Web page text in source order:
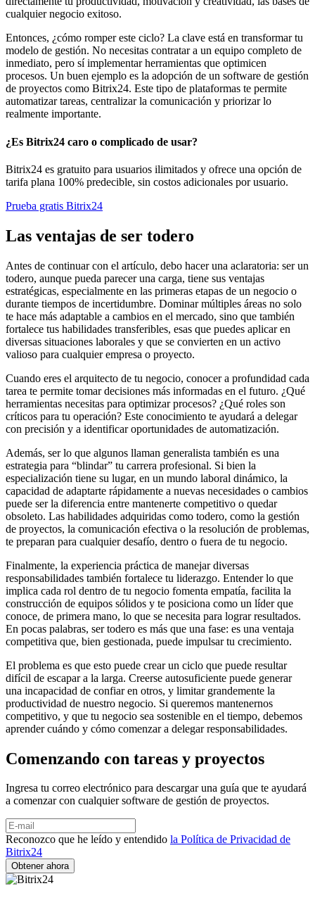
cualquier negocio exitoso.
Entonces, ¿cómo romper este ciclo? La clave está en transformar tu
modelo de gestión. No necesitas contratar a un equipo completo de
inmediato, pero sí implementar herramientas que optimicen
procesos. Un buen ejemplo es la adopción de un software de gestión
de proyectos como Bitrix24. Este tipo de plataformas te permite
automatizar tareas, centralizar la comunicación y priorizar lo
realmente importante.
¿Es Bitrix24 caro o complicado de usar?
Bitrix24 es gratuito para usuarios ilimitados y ofrece una opción de
tarifa plana 100% predecible, sin costos adicionales por usuario.
Prueba gratis Bitrix24
Las ventajas de ser todero
Antes de continuar con el artículo, debo hacer una aclaratoria: ser un
todero, aunque pueda parecer una carga, tiene sus ventajas
estratégicas, especialmente en las primeras etapas de un negocio o
durante tiempos de incertidumbre. Dominar múltiples áreas no solo
te hace más adaptable a cambios en el mercado, sino que también
fortalece tus habilidades transferibles, esas que puedes aplicar en
diversas situaciones laborales y que se convierten en un activo
valioso para cualquier empresa o proyecto.
Cuando eres el arquitecto de tu negocio, conocer a profundidad cada
tarea te permite tomar decisiones más informadas en el futuro. ¿Qué
herramientas necesitas para optimizar procesos? ¿Qué roles son
críticos para tu operación? Este conocimiento te ayudará a delegar
con precisión y a identificar oportunidades de automatización.
Además, ser lo que algunos llaman generalista también es una
estrategia para “blindar” tu carrera profesional. Si bien la
especialización tiene su lugar, en un mundo laboral dinámico, la
capacidad de adaptarte rápidamente a nuevas necesidades o cambios
puede ser la diferencia entre mantenerte competitivo o quedar
obsoleto. Las habilidades adquiridas como todero, como la gestión
de proyectos, la comunicación efectiva o la resolución de problemas,
te preparan para cualquier desafío, dentro o fuera de tu negocio.
Finalmente, la experiencia práctica de manejar diversas
responsabilidades también fortalece tu liderazgo. Entender lo que
implica cada rol dentro de tu negocio fomenta empatía, facilita la
construcción de equipos sólidos y te posiciona como un líder que
conoce, de primera mano, lo que se necesita para lograr resultados.
En pocas palabras, ser todero es más que una fase: es una ventaja
competitiva que, bien gestionada, puede impulsar tu crecimiento.
El problema es que esto puede crear un ciclo que puede resultar
difícil de escapar a la larga. Creerse autosuficiente puede generar
una incapacidad de confiar en otros, y limitar grandemente la
productividad de nuestro negocio. Si queremos mantenernos
competitivo, y que tu negocio sea sostenible en el tiempo, debemos
aprender cuándo y cómo comenzar a delegar responsabilidades.
Comenzando con tareas y proyectos
Ingresa tu correo electrónico para descargar una guía que te ayudará
a comenzar con cualquier software de gestión de proyectos.
Reconozco que he leído y entendido la Política de Privacidad de
Bitrix24